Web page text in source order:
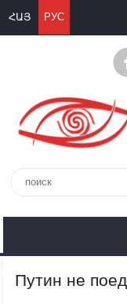
ՀԱՅ РУС
Путин не